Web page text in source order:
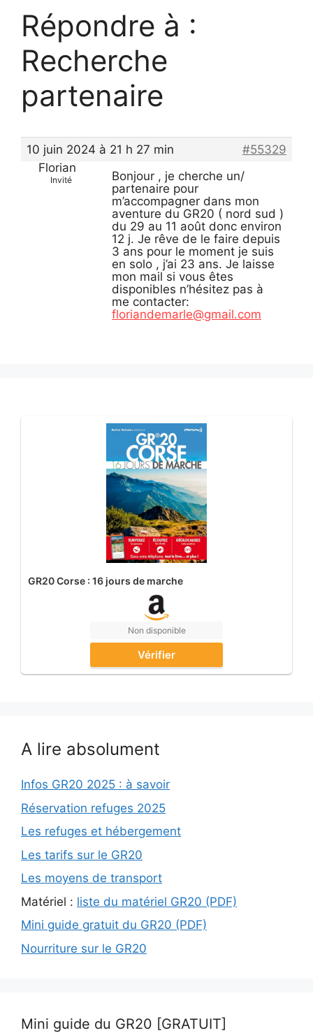
Répondre à :
Recherche
partenaire
10 juin 2024 à 21 h 27 min
#55329
Florian
Invité
Bonjour , je cherche un/
partenaire pour
m’accompagner dans mon
aventure du GR20 ( nord sud )
du 29 au 11 août donc environ
12 j. Je rêve de le faire depuis
3 ans pour le moment je suis
en solo , j’ai 23 ans. Je laisse
mon mail si vous êtes
disponibles n’hésitez pas à
me contacter:
floriandemarle@gmail.com
GR20 Corse : 16 jours de marche
Non disponible
Vérifier
A lire absolument
Infos GR20 2025 : à savoir
Réservation refuges 2025
Les refuges et hébergement
Les tarifs sur le GR20
Les moyens de transport
Matériel : liste du matériel GR20 (PDF)
Mini guide gratuit du GR20 (PDF)
Nourriture sur le GR20
Mini guide du GR20 [GRATUIT]